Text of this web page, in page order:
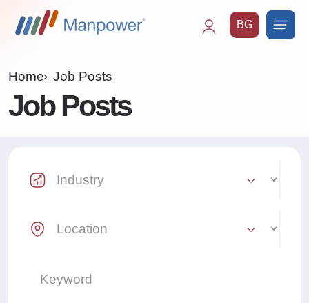
BG
Home Job Posts
Job Posts
Industry Select
Location Select